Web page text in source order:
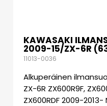
KAWASAKI
2009-15/ZX-6R
11013-0036
Alkuperäinen
ZX-6R ZX600R9F,
ZX600RDF 2009-2013-